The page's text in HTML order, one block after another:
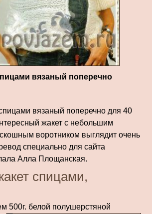
вязаный поперечно
вязаный поперечно для 40
жакет с небольшим
воротником выглядит очень
специально для сайта
Алла Площанская.
спицами,
500г. белой полушерстяной